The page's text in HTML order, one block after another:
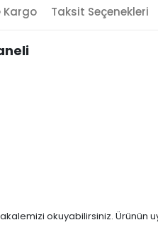
Kargo Taksit Seçenekleri
okuyabilirsiniz.